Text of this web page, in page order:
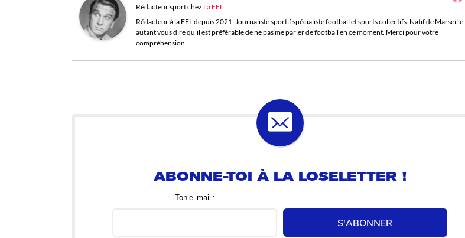
Rédacteur sportchez La FFL
Rédacteur à la FFL depuis 2021. Journaliste sportif spécialiste football et sports collectifs. Natif de Marseille,
autant vous dire qu'il est préférable de ne pas me parler de football en ce moment. Merci pour votre
compréhension.
Ton e-mail :
S'ABONNER